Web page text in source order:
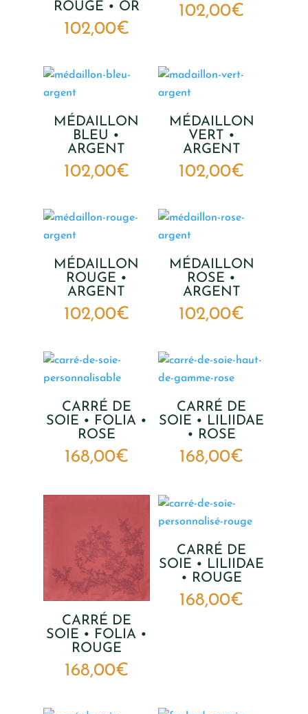
ROUGE • OR
102,00€
102,00€
MÉDAILLON
BLEU •
ARGENT
102,00€
MÉDAILLON
VERT •
ARGENT
102,00€
MÉDAILLON
ROUGE •
ARGENT
102,00€
MÉDAILLON
ROSE •
ARGENT
102,00€
CARRÉ DE
SOIE • FOLIA •
ROSE
168,00€
CARRÉ DE
SOIE • LILIIDAE
• ROSE
168,00€
CARRÉ DE
SOIE • FOLIA •
ROUGE
168,00€
CARRÉ DE
SOIE • LILIIDAE
• ROUGE
168,00€